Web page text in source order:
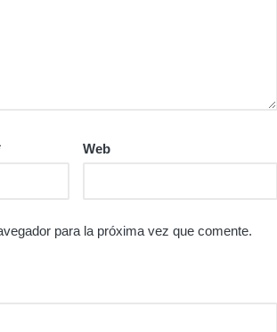
Web
para la próxima vez que comente.